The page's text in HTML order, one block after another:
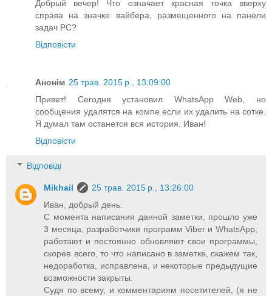
Добрый вечер! Что означает красная точка вверху
справа на значке вайбера, размещенного на панели
задач РС?
Відповісти
Анонім 25 трав. 2015 р., 13:09:00
Привет! Сегодня установил WhatsApp Web, но
сообщения удалятся на компе если их удалить на сотке.
Я думал там останется вся история. Иван!
Відповісти
Відповіді
Mikhail
25 трав. 2015 р., 13:26:00
Иван, добрый день.
С момента написания данной заметки, прошло уже
3 месяца, разработчики программ Viber и WhatsApp,
работают и постоянно обновляют свои программы,
скорее всего, то что написано в заметке, скажем так,
недоработка, исправлена, и некоторые предыдущие
возможности закрыты.
Судя по всему, и комментариям посетителей, (я не